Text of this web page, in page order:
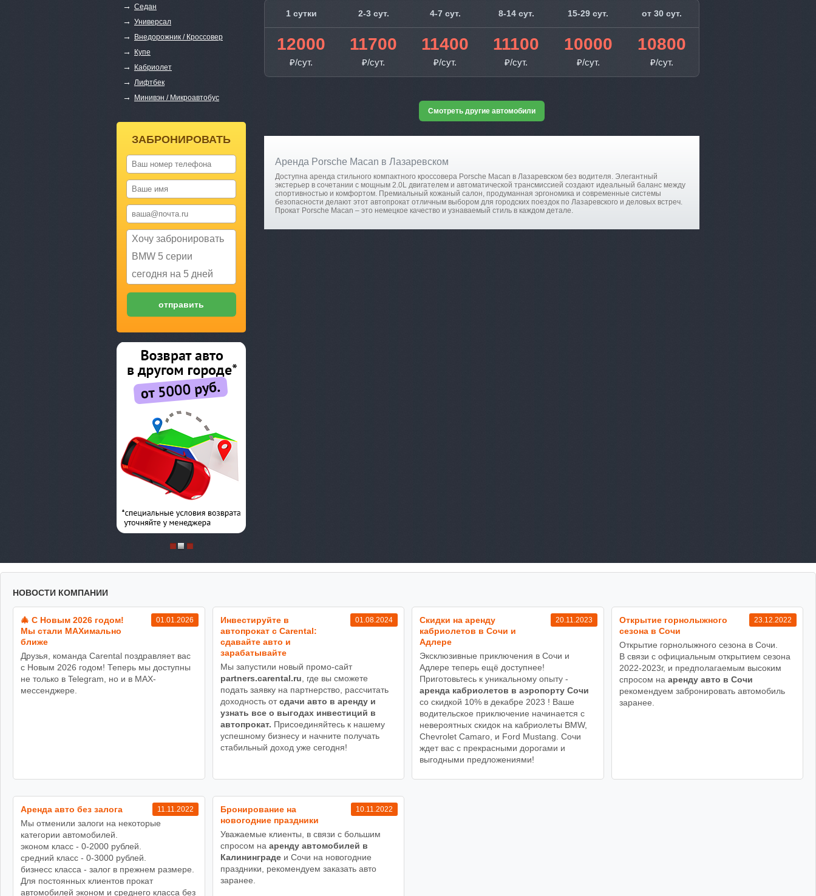
→ Седан
→ Универсал
→ Внедорожник / Кроссовер
→ Купе
→ Кабриолет
→ Лифтбек
→ Минивэн / Микроавтобус
ЗАБРОНИРОВАТЬ
1 сутки 2-3 сут. 4-7 сут. 8-14 сут. 15-29 сут. от 30 сут.
12000
₽/сут.
11700
₽/сут.
11400
₽/сут.
11100
₽/сут.
10000
₽/сут.
10800
₽/сут.
Смотреть другие автомобили
Аренда Porsche Macan в Лазаревском
Доступна аренда стильного компактного кроссовера Porsche Macan в Лазаревском без водителя. Элегантный
экстерьер в сочетании с мощным 2.0L двигателем и автоматической трансмиссией создают идеальный баланс между
спортивностью и комфортом. Премиальный кожаный салон, продуманная эргономика и современные системы
безопасности делают этот автопрокат отличным выбором для городских поездок по Лазаревского и деловых встреч.
Прокат Porsche Macan – это немецкое качество и узнаваемый стиль в каждом детале.
НОВОСТИ КОМПАНИИ
01.01.2026
🎄 С Новым 2026 годом!
Мы стали MAXимально
ближе
Друзья, команда Carental поздравляет вас
с Новым 2026 годом! Теперь мы доступны
не только в Telegram, но и в MAX-
мессенджере.
01.08.2024
Инвестируйте в
автопрокат с Carental:
сдавайте авто и
зарабатывайте
Мы запустили новый промо-сайт
partners.carental.ru , где вы сможете
подать заявку на партнерство, рассчитать
доходность отсдачи авто в аренду и
узнать все о выгодах инвестиций в
автопрокат. Присоединяйтесь к нашему
успешному бизнесу и начните получать
стабильный доход уже сегодня!
20.11.2023
Cкидки на аренду
кабриолетов в Сочи и
Адлере
Эксклюзивные приключения в Сочи и
Адлере теперь ещё доступнее!
Приготовьтесь к уникальному опыту -
аренда кабриолетов в аэропорту Сочи
со скидкой 10% в декабре 2023 ! Ваше
водительское приключение начинается с
невероятных скидок на кабриолеты BMW,
Chevrolet Camaro, и Ford Mustang. Сочи
ждет вас с прекрасными дорогами и
выгодными предложениями!
23.12.2022
Открытие горнолыжного
сезона в Сочи
Открытие горнолыжного сезона в Сочи.
В связи с официальным открытием сезона
2022-2023г, и предполагаемым высоким
спросом на аренду авто в Сочи
рекомендуем забронировать автомобиль
заранее.
11.11.2022
Аренда авто без залога
Мы отменили залоги на некоторые
категории автомобилей.
эконом класс - 0-2000 рублей.
средний класс - 0-3000 рублей.
бизнесс класса - залог в прежнем размере.
Для постоянных клиентов прокат
автомобилей эконом и среднего класса без
10.11.2022
Бронирование на
новогодние праздники
Уважаемые клиенты, в связи с большим
спросом на аренду автомобилей в
Калининградеи Сочи на новогодние
праздники, рекомендуем заказать авто
заранее.